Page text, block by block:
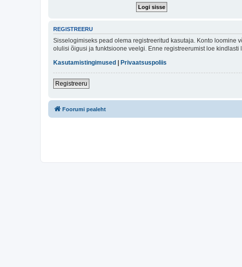
REGISTREERU
Sisselogimiseks pead olema registreeritud kasutaja. Konto loomine
olulisi õigusi ja funktsioone veelgi. Enne registreerumist loe
Kasutamistingimused
Privaatsuspoliis
Registreeru
Foorumi pealeht